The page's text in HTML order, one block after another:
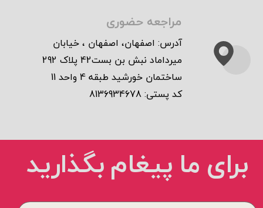
مراجعه حضوری
آدرس: اصفهان، اصفهان ، خیابان
میرداماد نبش بن بست42 پلاک 292
ساختمان خورشید طبقه 4 واحد 11
کد پستی:8136934678
برای ما پیغام بگذارید